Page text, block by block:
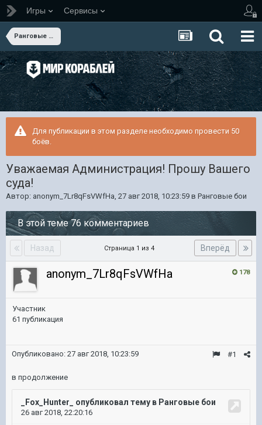
Игры Сервисы
Ранговые бои
Для публикации в этом разделе необходимо провести 50
боёв.
Уважаемая Администрация! Прошу Вашего
суда!
Автор: anonym_7Lr8qFsVWfHa, 27 авг 2018, 10:23:59 в Ранговые бои
В этой теме 76 комментариев
Назад Вперёд
Страница 1 из 4
178
anonym_7Lr8qFsVWfHa
Участник
61 публикация
#1
Опубликовано: 27 авг 2018, 10:23:59
в продолжение